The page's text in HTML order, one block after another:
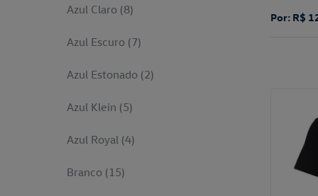
Azul Claro (8)
Azul Escuro (7)
Azul Estonado (2)
Azul Klein (5)
Azul Royal (4)
Branco (15)
Por: R$